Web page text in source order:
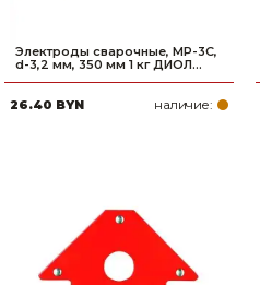
Электроды сварочные, МР-3С,
d-3,2 мм, 350 мм 1 кг ДИОЛ...
26.40 BYN наличие: